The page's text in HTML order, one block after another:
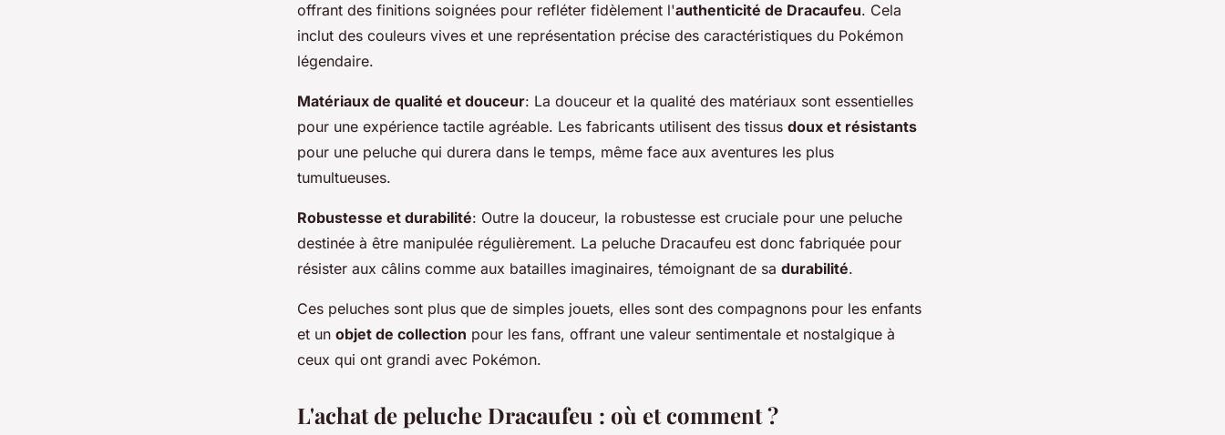
offrant des finitions soignées pour refléter fidèlement l'authenticité de Dracaufeu. Cela
inclut des couleurs vives et une représentation précise des caractéristiques du Pokémon
légendaire.
Matériaux de qualité et douceur: La douceur et la qualité des matériaux sont essentielles
pour une expérience tactile agréable. Les fabricants utilisent des tissus doux et résistants
pour une peluche qui durera dans le temps, même face aux aventures les plus
tumultueuses.
Robustesse et durabilité: Outre la douceur, la robustesse est cruciale pour une peluche
destinée à être manipulée régulièrement. La peluche Dracaufeu est donc fabriquée pour
résister aux câlins comme aux batailles imaginaires, témoignant de sa durabilité.
Ces peluches sont plus que de simples jouets, elles sont des compagnons pour les enfants
et un objet de collection pour les fans, offrant une valeur sentimentale et nostalgique à
ceux qui ont grandi avec Pokémon.
L'achat de peluche Dracaufeu : où et comment ?